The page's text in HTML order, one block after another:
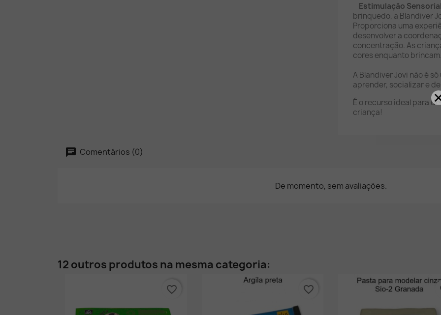
Estimulação
brinquedo, a Blandiver
Proporciona uma
desenvolver a
concentração. As
cores enquanto brincam.
A Blandiver Jovi não é
aprender, socializar e
É o recurso ideal para
criança!
Comentários (0)
De momento, sem avaliações.
12 outros produtos na mesma categoria:
favorite_border favorite_border